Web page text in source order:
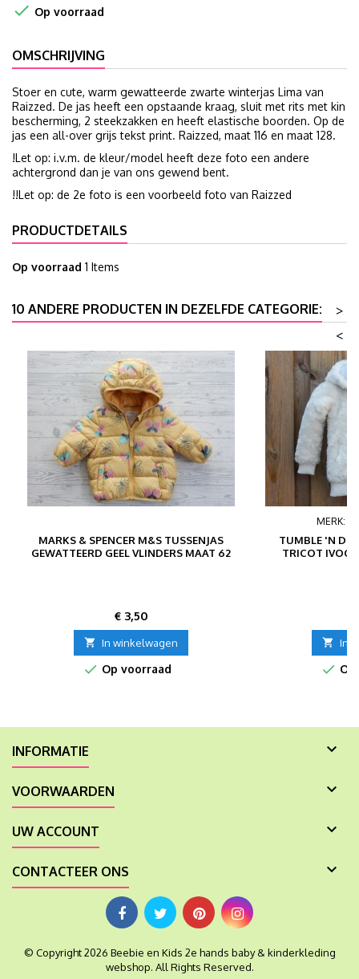
 Op voorraad
OMSCHRIJVING
Stoer en cute, warm gewatteerde zwarte winterjas Lima van
Raizzed. De jas heeft een opstaande kraag, sluit met rits met kin
bescherming, 2 steekzakken en heeft elastische boorden. Op de
jas een all-over grijs tekst print. Raizzed, maat 116 en maat 128.
!Let op: i.v.m. de kleur/model heeft deze foto een andere
achtergrond dan je van ons gewend bent.
!!Let op: de 2e foto is een voorbeeld foto van Raizzed
PRODUCTDETAILS
Op voorraad 1 Items
10 ANDERE PRODUCTEN IN DEZELFDE CATEGORIE:
>
<
MARKS & SPENCER M&S TUSSENJAS
GEWATTEERD GEEL VLINDERS MAAT 62
Prijs
€ 3,50
 In winkelwagen
 Op voorraad
MERK:
TUMBLE 'N
TRICOT
 In

INFORMATIE 
VOORWAARDEN 
UW ACCOUNT 
CONTACTEER ONS 
© Copyright 2026 Beebie en Kids 2e hands baby & kinderkleding
webshop. All Rights Reserved.